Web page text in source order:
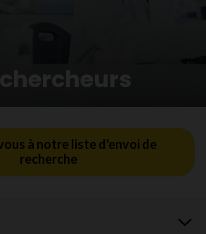
chercheurs
à notre liste d'envoi de
recherche